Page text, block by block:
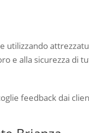
utilizzando
e alla sicurezza di
feedback dai